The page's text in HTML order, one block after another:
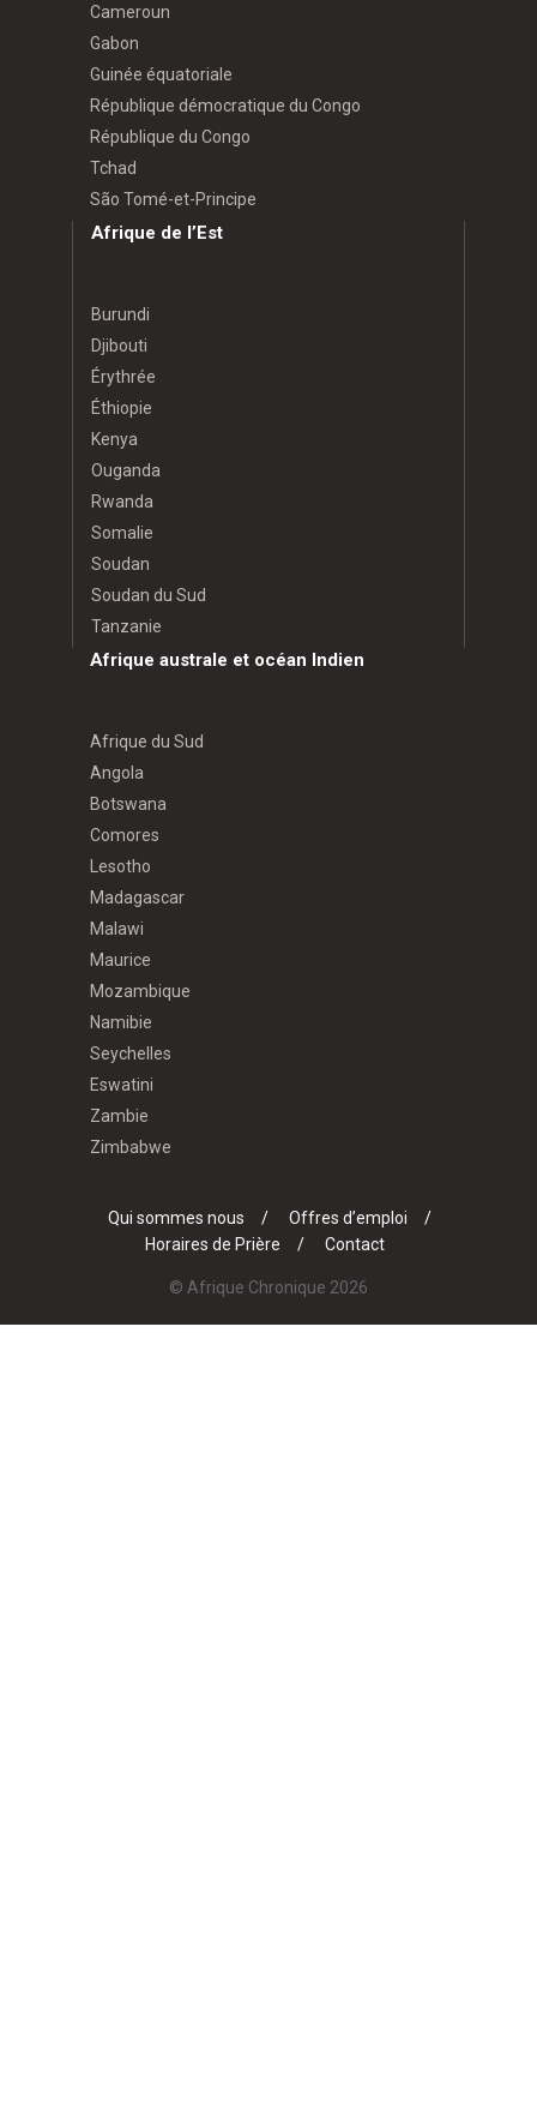
Cameroun
Gabon
Guinée équatoriale
République démocratique du Congo
République du Congo
Tchad
São Tomé-et-Principe
Afrique de l’Est
Burundi
Djibouti
Érythrée
Éthiopie
Kenya
Ouganda
Rwanda
Somalie
Soudan
Soudan du Sud
Tanzanie
Afrique australe et océan Indien
Afrique du Sud
Angola
Botswana
Comores
Lesotho
Madagascar
Malawi
Maurice
Mozambique
Namibie
Seychelles
Eswatini
Zambie
Zimbabwe
Qui sommes nous
Offres d’emploi
Horaires de Prière
Contact
© Afrique Chronique 2026